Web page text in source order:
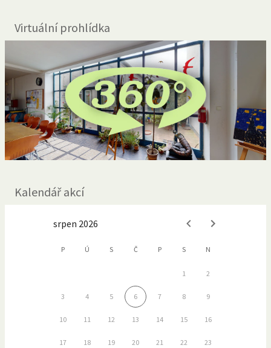
Virtuální prohlídka
Kalendář akcí
srpen 2026
P Ú S Č P S N
1 2
3 4 5 6 7 8 9
10 11 12 13 14 15 16
17 18 19 20 21 22 23